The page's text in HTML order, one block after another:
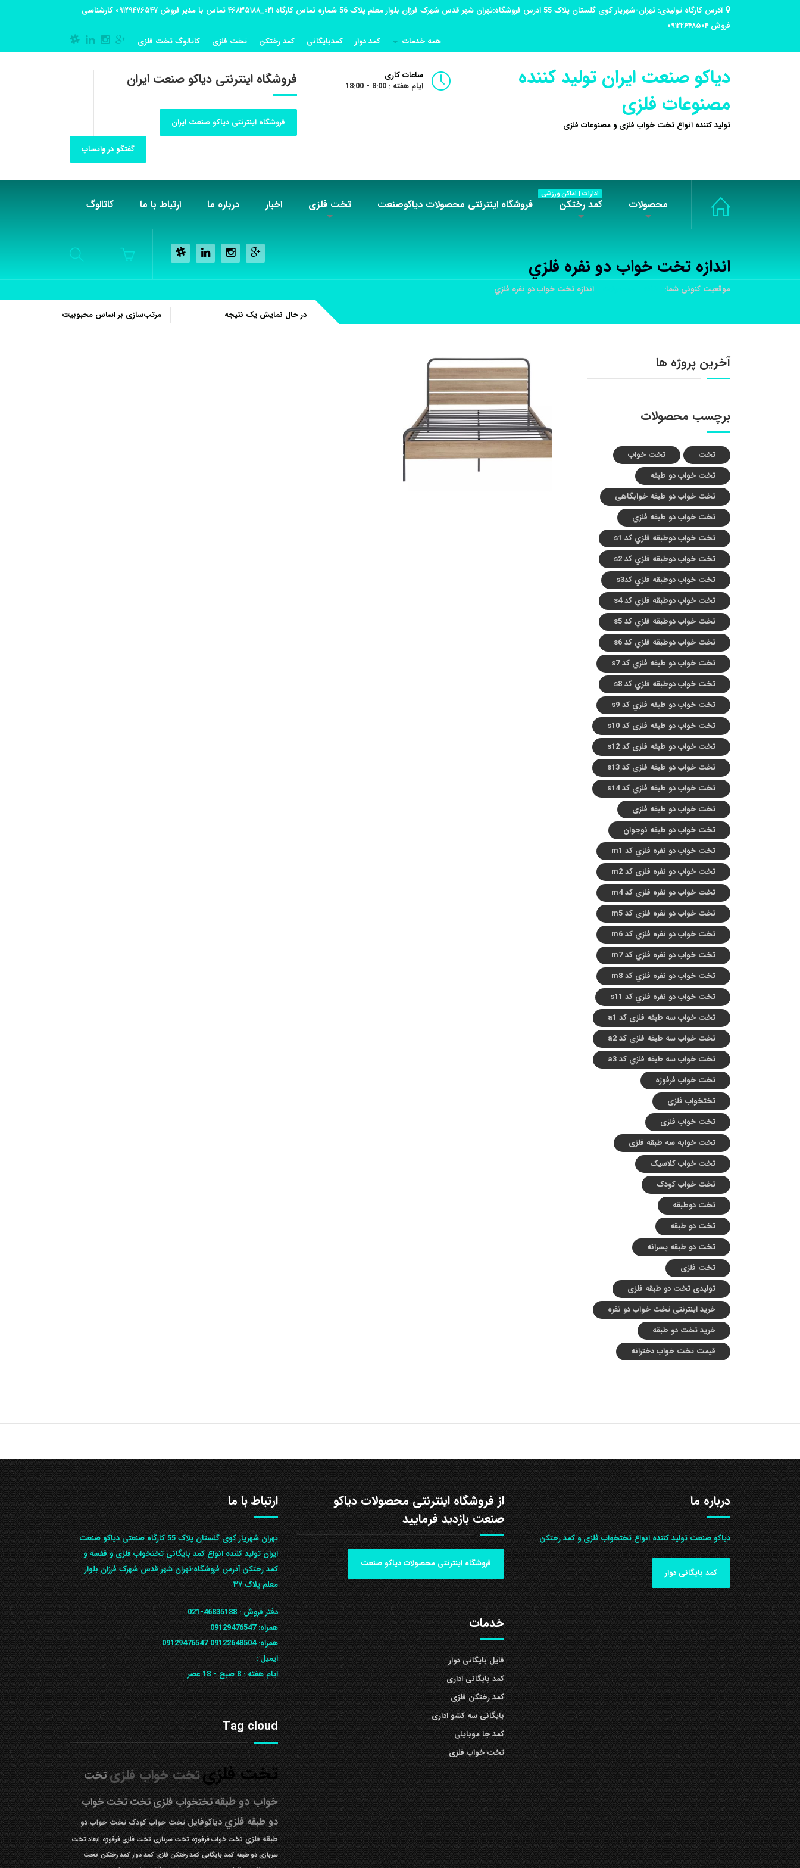
آدرس کارگاه تولیدی: تهران-شهریار کوی گلستان پلاک 55 آدرس فروشگاه:تهران شهر قدس شهرک فرزان بلوار معلم پلاک 56 شماره تماس کارگاه ۰۲۱_۴۶۸۳۵۱۸۸ تماس با مدیر فروش ۰۹۱۲۹۴۷۶۵۴۷ کارشناسی
فروش ۰۹۱۲۲۶۴۸۵۰۴
همه خدمات
کمد دوار کمدبایگانی کمد رختکن تخت فلزی کاتالوگ تخت فلزی
دیاکو صنعت ایران تولید کننده
مصنوعات فلزی
تولید کننده انواع تخت خواب فلزی و مصنوعات فلزی
ساعات کاری
ایام هفته : 8:00 - 18:00
فروشگاه اینترنتی دیاکو صنعت ایران
فروشگاه اینترنتی دیاکو صنعت ایران
گفتگو در واتساپ
محصولات کمد رختکن
ادارات | اماکن ورزشی
فروشگاه اینترنتی محصولات دیاکوصنعت تخت فلزی اخبار درباره ما ارتباط با ما کاتالوگ
اندازه تخت خواب دو نفره فلزي
موقعیت کنونی شما: اندازه تخت خواب دو نفره فلزي
در حال نمایش یک نتیجه
آخرین پروژه ها
برچسب محصولات
تخت
تخت خواب
تخت خواب دو طبقه
تخت خواب دو طبقه خوابگاهی
تخت خواب دو طبقه فلزي
تخت خواب دوطبقه فلزي کد s1
تخت خواب دوطبقه فلزي کد s2
تخت خواب دوطبقه فلزي کدs3
تخت خواب دوطبقه فلزي کد s4
تخت خواب دوطبقه فلزي کد s5
تخت خواب دوطبقه فلزي کد s6
تخت خواب دو طبقه فلزي کد s7
تخت خواب دوطبقه فلزي کد s8
تخت خواب دو طبقه فلزي کد s9
تخت خواب دو طبقه فلزي کد s10
تخت خواب دو طبقه فلزي کد s12
تخت خواب دو طبقه فلزي کد s13
تخت خواب دو طبقه فلزي کد s14
تخت خواب دو طبقه فلزی
تخت خواب دو طبقه نوجوان
تخت خواب دو نفره فلزي کد m1
تخت خواب دو نفره فلزي کد m2
تخت خواب دو نفره فلزي کد m4
تخت خواب دو نفره فلزي کد m5
تخت خواب دو نفره فلزي کد m6
تخت خواب دو نفره فلزي کد m7
تخت خواب دو نفره فلزي کد m8
تخت خواب دو نفره فلزي کد s11
تخت خواب سه طبقه فلزي کد a1
تخت خواب سه طبقه فلزي کد a2
تخت خواب سه طبقه فلزي کد a3
تخت خواب فرفوژه
تختخواب فلزی
تخت خواب فلزی
تخت خوابه سه طبقه فلزی
تخت خواب کلاسیک
تخت خواب کودک
تخت دوطبقه
تخت دو طبقه
تخت دو طبقه پسرانه
تخت فلزی
تولیدی تخت دو طبقه فلزی
خرید اینترنتی تخت خواب دو نفره
خرید تخت دو طبقه
قیمت تخت خواب دخترانه
درباره ما
دیاکو صنعت تولید کننده انواع تختخواب فلزی و کمد رختکن
کمد بایگانی دوار
از فروشگاه اینترنتی محصولات دیاکو
صنعت بازدید فرمایید
فروشگاه اینترنتی محصولات دیاکو صنعت
خدمات
فایل بایگانی دوار
کمد بایگانی اداری
کمد رختکن فلزی
بایگانی سه کشو اداری
کمد جا موبایلی
تخت خواب فلزی
ارتباط با ما
تهران شهریار کوی گلستان پلاک 55 کارگاه صنعتی دیاکو صنعت
ایران تولید کننده انواع کمد بایگانی تختخواب فلزی و قفسه و
کمد رختکن آدرس ف‍روشگاه:تهران شهر قدس شهرک فرزان بلوار
معلم پلاک ۳۷
دفتر فروش :46835188-021
همراه:09129476547
همراه: 09122648504
09129476547
ایمیل :
ایام هفته :8 صبح - 18 عصر
Tag cloud
تخت فلزیتخت خواب فلزیتخت
خواب دو طبقهتختخواب فلزیتختتخت خواب
دو طبقه فلزيدیاکوفایل تخت خواب کودک تخت خواب دو
طبقه فلزی تخت خواب فرفوژه تخت سربازی تخت فلزی فرفوژه ابعاد تخت
سربازی دو طبقه کمد بایگانی کمد رختکن فلزی کمد دوار کمد رختکن تخت